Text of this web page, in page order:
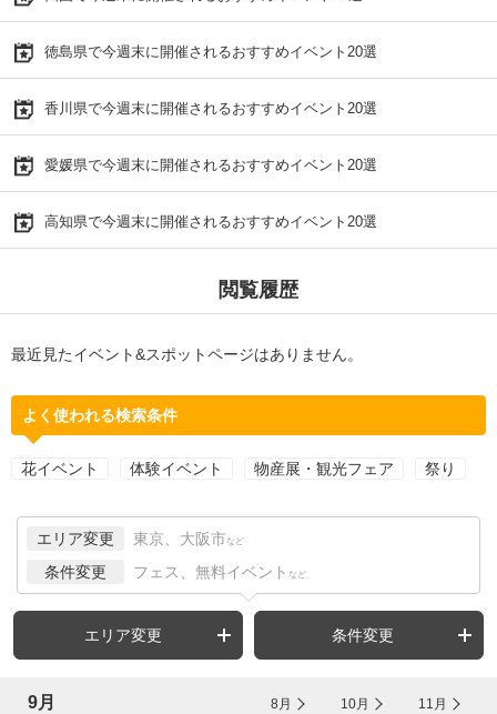
徳島県で今週末に開催されるおすすめイベント20選
香川県で今週末に開催されるおすすめイベント20選
愛媛県で今週末に開催されるおすすめイベント20選
高知県で今週末に開催されるおすすめイベント20選
閲覧履歴
最近見たイベント&スポットページはありません。
よく使われる検索条件
花イベント 体験イベント 物産展・観光フェア 祭り
エリア変更 東京、大阪市 など
条件変更 フェス、無料イベント など
エリア変更 条件変更
9月 8月 10月 11月